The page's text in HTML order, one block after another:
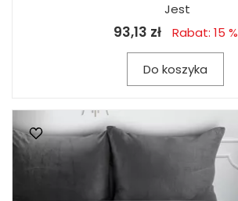
Jest
93,13 zł Rabat: 15 %
Do koszyka